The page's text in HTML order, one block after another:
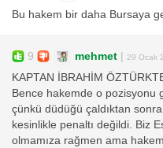
Bu hakem bir daha Bursaya
9 mehmet | 29 Ocak
KAPTAN İBRAHİM
Bence hakemde o pozisyonu
çünkü düdüğü çaldıktan
kesinlikle penaltı değildi. Biz
olmamıza rağmen ama